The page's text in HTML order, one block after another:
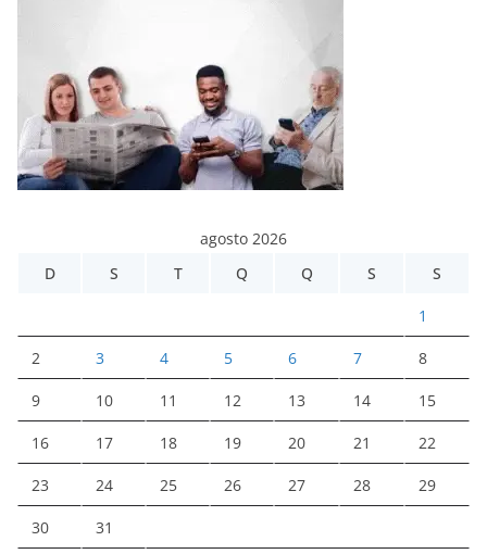
agosto 2026
D
S T Q Q S S
1
2 3 4 5 6 7 8
9 10 11 12 13 14 15
16 17 18 19 20 21 22
23 24 25 26 27 28 29
30 31